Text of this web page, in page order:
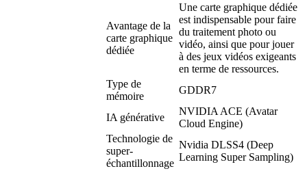
Avantage de la
carte graphique
dédiée
Une carte graphique dédiée
est indispensable pour faire
du traitement photo ou
vidéo, ainsi que pour jouer
à des jeux vidéos exigeants
en terme de ressources.
Type de
mémoire
GDDR7
IA générative
NVIDIA ACE (Avatar
Cloud Engine)
Technologie de
super-
échantillonnage
Nvidia DLSS4 (Deep
Learning Super Sampling)